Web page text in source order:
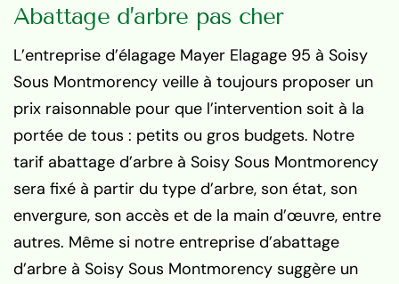
Abattage d’arbre pas cher
L’entreprise d’élagage Mayer Elagage 95 à Soisy
Sous Montmorency veille à toujours proposer un
prix raisonnable pour que l’intervention soit à la
portée de tous : petits ou gros budgets. Notre
tarif abattage d’arbre à Soisy Sous Montmorency
sera fixé à partir du type d’arbre, son état, son
envergure, son accès et de la main d’œuvre, entre
autres. Même si notre entreprise d’abattage
d’arbre à Soisy Sous Montmorency suggère un